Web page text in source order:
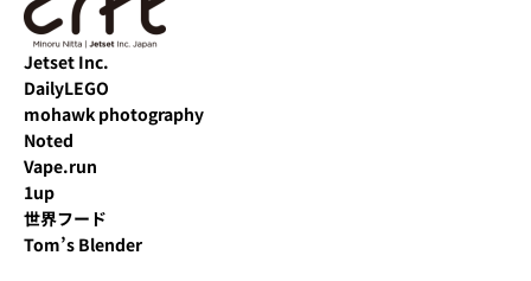
Jetset Inc.
DailyLEGO
mohawk photography
Noted
Vape.run
1up
世界フード
Tom’s Blender